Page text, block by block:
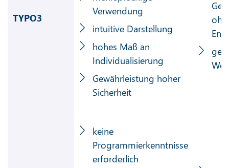
TYPO3
Verwendung
intuitive Darstellung
hohes Maß an
Individualisierung
Gewährleistung hoher
Sicherheit
keine
Programmierkenntnisse
erforderlich